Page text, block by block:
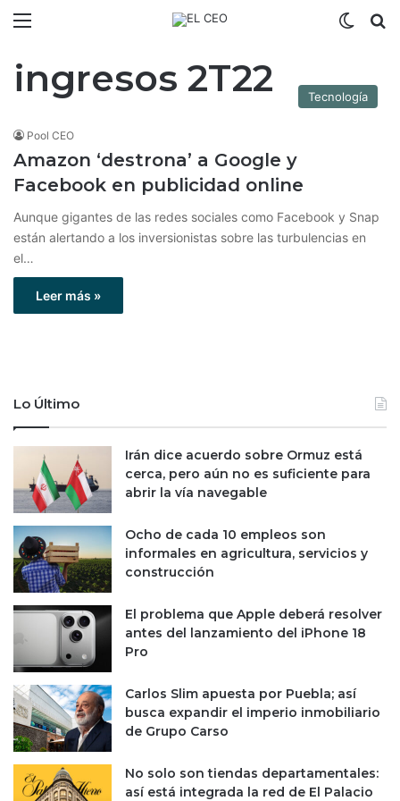
ingresos 2T22 Tecnología
Pool CEO
Amazon ‘destrona’ a Google y
Facebook en publicidad online
Aunque gigantes de las redes sociales como Facebook y Snap
están alertando a los inversionistas sobre las turbulencias en
el…
Leer más »
Lo Último
Irán dice acuerdo sobre Ormuz está
cerca, pero aún no es suficiente para
abrir la vía navegable
Ocho de cada 10 empleos son
informales en agricultura, servicios y
construcción
El problema que Apple deberá resolver
antes del lanzamiento del iPhone 18
Pro
Carlos Slim apuesta por Puebla; así
busca expandir el imperio inmobiliario
de Grupo Carso
No solo son tiendas departamentales:
así está integrada la red de El Palacio